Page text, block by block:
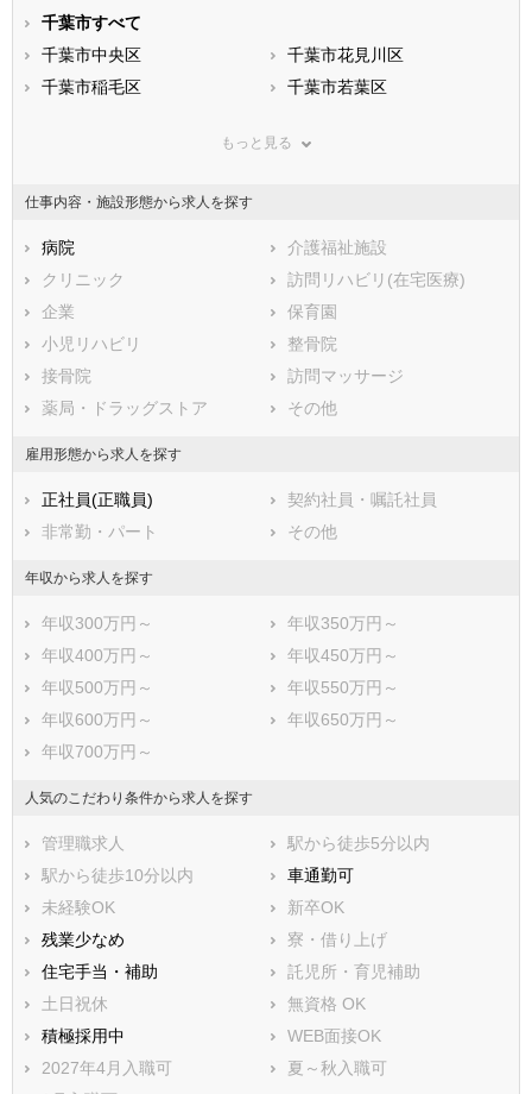
静岡県
滋賀県
大阪府
兵庫県
和歌山県
山口県
福岡県
佐賀県
熊本県
宮崎県
鹿児島県
千葉市すべて
千葉市中央区
千葉市花見川区
千葉市稲毛区
千葉市若葉区
船橋市
木更津市
松戸市
野田市
茂原市
成田市
佐倉市
東金市
旭市
習志野市
柏市
勝浦市
市原市
鎌ケ谷市
君津市
富津市
浦安市
四街道市
白井市
富里市
南房総市
匝瑳市
香取市
山武市
いすみ市
大網白里市
印旛郡酒々井町
香取郡神崎町
山武郡芝山町
山武郡横芝光町
長生郡一宮町
長生郡睦沢町
長生郡長生村
長生郡白子町
長生郡長柄町
長生郡長南町
夷隅郡大多喜町
夷隅郡御宿町
安房郡鋸南町
もっと見る
仕事内容・施設形態から求人を探す
病院
介護福祉施設
クリニック
訪問リハビリ(在宅医療)
企業
保育園
小児リハビリ
整骨院
接骨院
訪問マッサージ
薬局・ドラッグストア
その他
雇用形態から求人を探す
正社員(正職員)
契約社員・嘱託社員
非常勤・パート
その他
年収から求人を探す
年収300万円～
年収350万円～
年収400万円～
年収450万円～
年収500万円～
年収550万円～
年収600万円～
年収650万円～
年収700万円～
人気のこだわり条件から求人を探す
管理職求人
駅から徒歩5分以内
駅から徒歩10分以内
車通勤可
未経験OK
新卒OK
残業少なめ
寮・借り上げ
住宅手当・補助
託児所・育児補助
土日祝休
無資格 OK
積極採用中
WEB面接OK
2027年4月入職可
夏～秋入職可